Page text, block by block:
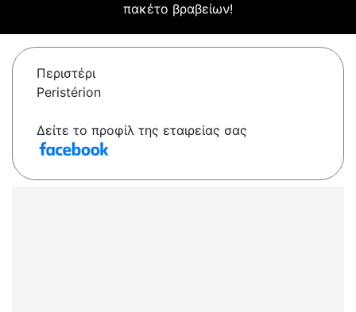
πακέτο βραβείων!
Περιστέρι
Peristérion
Δείτε το προφίλ της εταιρείας σας